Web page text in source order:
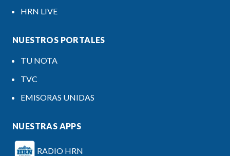
HRN LIVE
NUESTROS PORTALES
TU NOTA
TVC
EMISORAS UNIDAS
NUESTRAS APPS
RADIO HRN